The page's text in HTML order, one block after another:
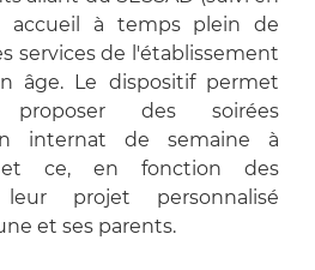
accueil à temps plein de
services de l'établissement
âge. Le dispositif permet
des soirées
internat de semaine à
et ce, en fonction des
projet personnalisé
et ses parents.